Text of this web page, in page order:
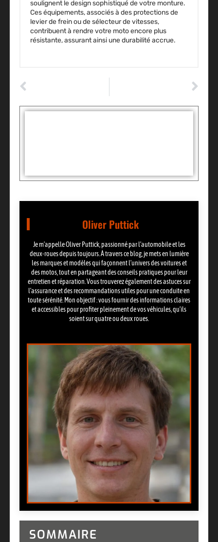
soulignent le design sophistiqué de votre monture.
Ces équipements, associés à des protections de
levier de frein ou de sélecteur de vitesses,
contribuent à rendre votre moto encore plus
résistante, assurant ainsi une durabilité accrue.
Oliver Puttick
Je m’appelle Oliver Puttick, passionné par l’automobile et les
deux-roues depuis toujours. À travers ce blog, je mets en lumière
les marques et modèles qui façonnent l’univers des voitures et
des motos, tout en partageant des conseils pratiques pour leur
entretien et réparation. Vous trouverez également des astuces sur
l’assurance et des recommandations utiles pour une conduite en
toute sérénité. Mon objectif : vous fournir des informations claires
et accessibles pour profiter pleinement de vos véhicules, qu’ils
soient sur quatre ou deux roues.
SOMMAIRE